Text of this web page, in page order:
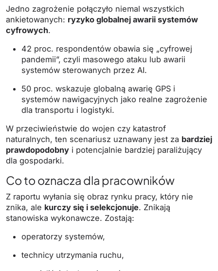
Jedno zagrożenie połączyło niemal wszystkich
ankietowanych: ryzyko globalnej awarii systemów
cyfrowych.
42 proc. respondentów obawia się „cyfrowej
pandemii”, czyli masowego ataku lub awarii
systemów sterowanych przez AI.
50 proc. wskazuje globalną awarię GPS i
systemów nawigacyjnych jako realne zagrożenie
dla transportu i logistyki.
W przeciwieństwie do wojen czy katastrof
naturalnych, ten scenariusz uznawany jest za bardziej
prawdopodobny i potencjalnie bardziej paraliżujący
dla gospodarki.
Co to oznacza dla pracowników
Z raportu wyłania się obraz rynku pracy, który nie
znika, ale kurczy się i selekcjonuje. Znikają
stanowiska wykonawcze. Zostają:
operatorzy systemów,
technicy utrzymania ruchu,